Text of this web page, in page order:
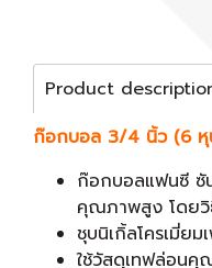
Product
ก๊อกบอล 3/4 นิ้ว (6 หุ
ก๊อกบอลแฟนซี ซั
คุณภาพสูง โดยวิ
ชุบนิเกิ้ลโครเมี่ย
ใช้วัสดุเทฟล่อนคุ